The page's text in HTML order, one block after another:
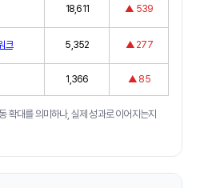
18,611 ▲ 539
크 5,352 ▲ 277
1,366 ▲ 85
확대를 의미하나, 실제 성과로 이어지는지